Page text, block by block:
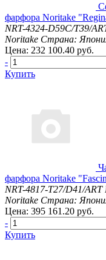
фарфора Noritake
NRT-4324-D59С/T39/
Noritake Страна:
Цена: 232 100.40 руб.
-
Купить
фарфора Noritake
NRT-4817-T27/D41/ART
Noritake Страна:
Цена: 395 161.20 руб.
-
Купить